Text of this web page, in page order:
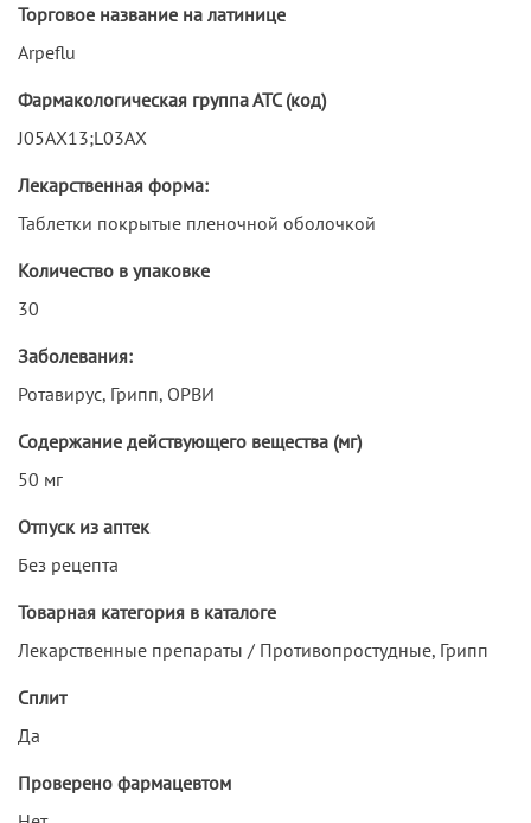
Торговое название на латинице
Arpeflu
Фармакологическая группа АТС (код)
J05AX13;L03AX
Лекарственная форма:
Таблетки покрытые пленочной оболочкой
Количество в упаковке
30
Заболевания:
Ротавирус, Грипп, ОРВИ
Содержание действующего вещества (мг)
50 мг
Отпуск из аптек
Без рецепта
Товарная категория в каталоге
Лекарственные препараты / Противопростудные, Грипп
Сплит
Да
Проверено фармацевтом